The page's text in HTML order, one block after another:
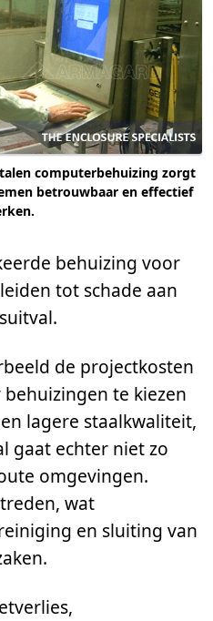
computerbehuizing zorgt
betrouwbaar en effectief
behuizing voor
tot schade aan
de projectkosten
te kiezen
lagere staalkwaliteit,
gaat echter niet zo
omgevingen.
wat
en sluiting van